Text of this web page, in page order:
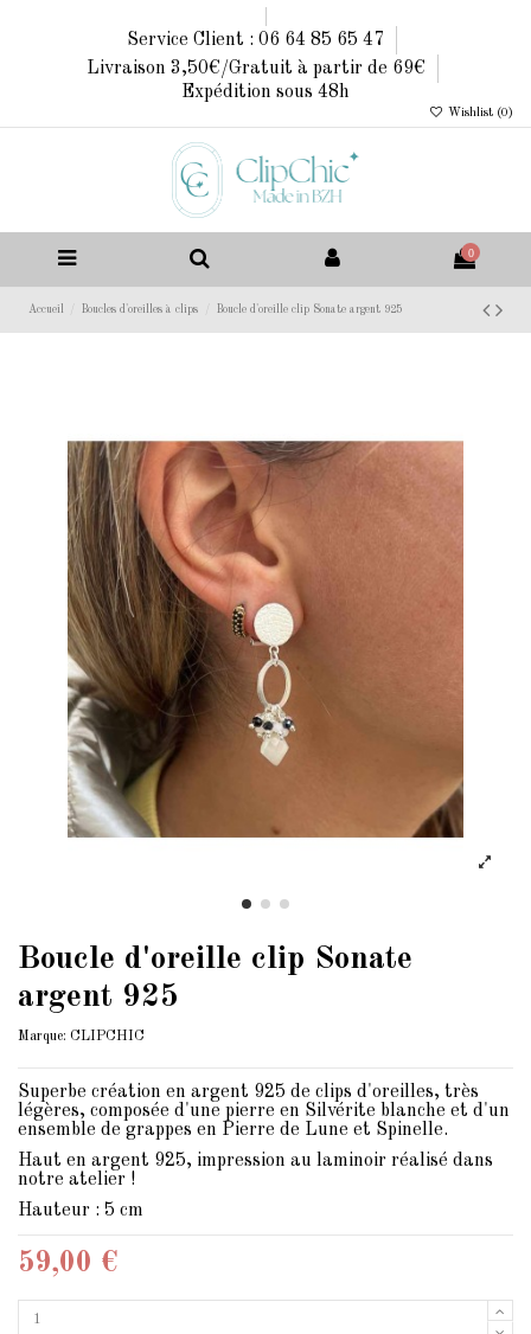
Service Client : 06 64 85 65 47
Livraison 3,50€/Gratuit à partir de 69€
Expédition sous 48h
Wishlist (0 )
0
Accueil Boucles d'oreilles à clips Boucle d'oreille clip Sonate argent 925
Boucle d'oreille clip Sonate
argent 925
Marque: CLIPCHIC
Superbe création en argent 925 de clips d'oreilles, très
légères, composée d'une pierre en Silvérite blanche et d'un
ensemble de grappes en Pierre de Lune et Spinelle.
Haut en argent 925, impression au laminoir réalisé dans
notre atelier !
Hauteur : 5 cm
59,00 €